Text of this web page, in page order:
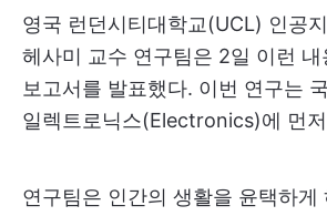
영국 런던시티대학교(UCL) 인공
헤사미 교수 연구팀은 2일 이런
보고서를 발표했다. 이번 연구는
일렉트로닉스(Electronics)에 먼
연구팀은 인간의 생활을 윤택하게